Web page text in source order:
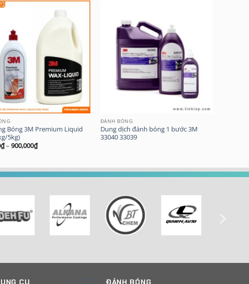
Bóng 3M Premium Liquid
5kg)
₫– 900,000₫
ĐÁNH BÓNG
Dung dịch đánh bóng 1 bước 3M
33040 33039
CỤ ĐÁNH BÓNG